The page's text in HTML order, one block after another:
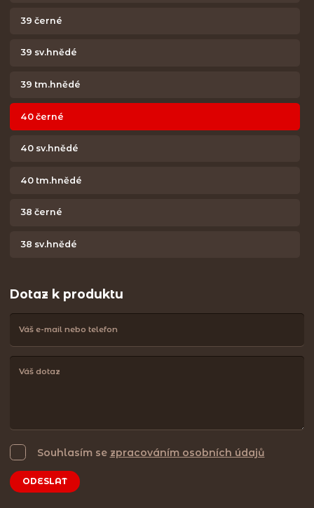
39 černé
39 sv.hnědé
39 tm.hnědé
40 černé
40 sv.hnědé
40 tm.hnědé
38 černé
38 sv.hnědé
Dotaz k produktu
Souhlasím se zpracováním osobních údajů
ODESLAT